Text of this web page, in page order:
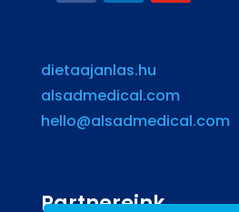
dietaajanlas.hu
alsadmedical.com
hello@alsadmedical.com
Partnereink